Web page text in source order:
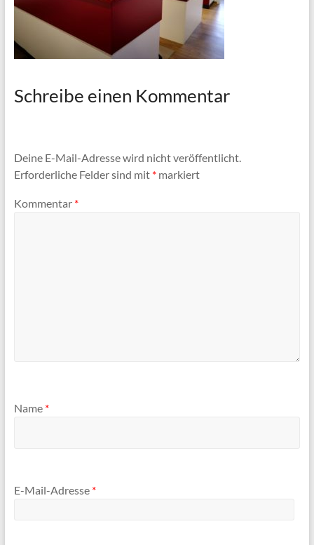
Schreibe einen Kommentar
Deine E-Mail-Adresse wird nicht veröffentlicht.
Erforderliche Felder sind mit *markiert
Kommentar *
Name *
E-Mail-Adresse *